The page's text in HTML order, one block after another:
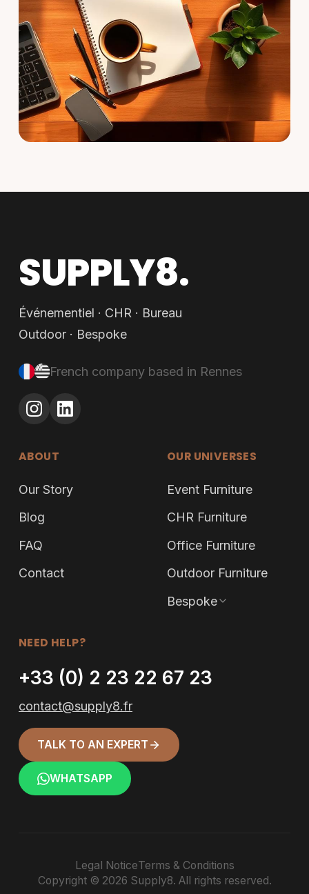
SUPPLY8.
Événementiel · CHR · Bureau
Outdoor · Bespoke
French company based in Rennes
ABOUT
Our Story
Blog
FAQ
Contact
OUR UNIVERSES
Event Furniture
CHR Furniture
Office Furniture
Outdoor Furniture
Bespoke
NEED HELP?
+33 (0) 2 23 22 67 23
contact@supply8.fr
TALK TO AN EXPERT
WHATSAPP
Legal NoticeTerms & Conditions
Copyright © 2026 Supply8. All rights reserved.